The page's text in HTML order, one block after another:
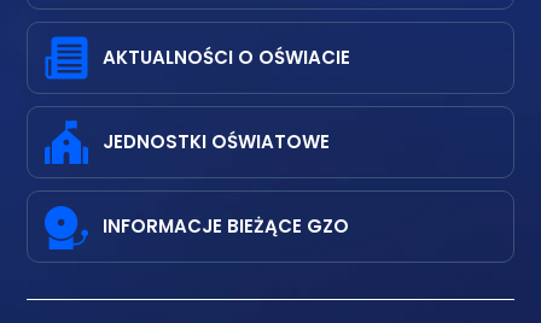
AKTUALNOŚCI O OŚWIACIE
JEDNOSTKI OŚWIATOWE
INFORMACJE BIEŻĄCE GZO